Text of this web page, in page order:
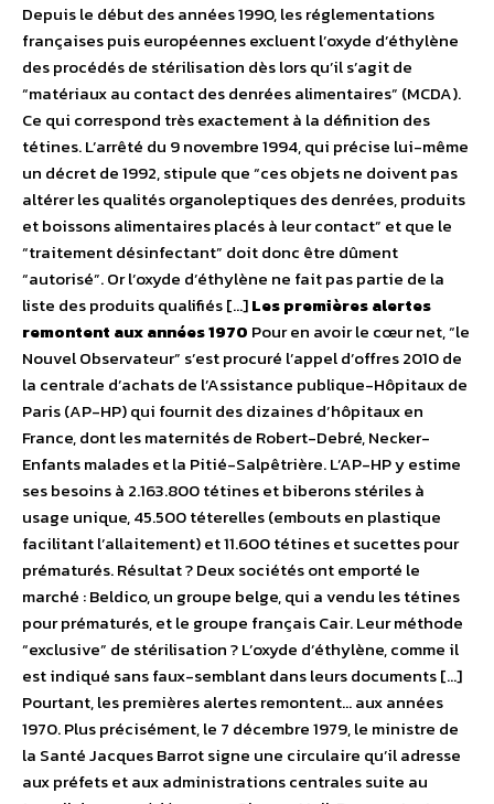
Depuis le début des années 1990, les réglementations
françaises puis européennes excluent l’oxyde d’éthylène
des procédés de stérilisation dès lors qu’il s’agit de
“matériaux au contact des denrées alimentaires” (MCDA).
Ce qui correspond très exactement à la définition des
tétines. L’arrêté du 9 novembre 1994, qui précise lui-même
un décret de 1992, stipule que “ces objets ne doivent pas
altérer les qualités organoleptiques des denrées, produits
et boissons alimentaires placés à leur contact” et que le
“traitement désinfectant” doit donc être dûment
“autorisé”. Or l’oxyde d’éthylène ne fait pas partie de la
liste des produits qualifiés […]Les premières alertes
remontent aux années 1970 Pour en avoir le cœur net, “le
Nouvel Observateur” s’est procuré l’appel d’offres 2010 de
la centrale d’achats de l’Assistance publique-Hôpitaux de
Paris (AP-HP) qui fournit des dizaines d’hôpitaux en
France, dont les maternités de Robert-Debré, Necker-
Enfants malades et la Pitié-Salpêtrière. L’AP-HP y estime
ses besoins à 2.163.800 tétines et biberons stériles à
usage unique, 45.500 téterelles (embouts en plastique
facilitant l’allaitement) et 11.600 tétines et sucettes pour
prématurés. Résultat ? Deux sociétés ont emporté le
marché : Beldico, un groupe belge, qui a vendu les tétines
pour prématurés, et le groupe français Cair. Leur méthode
“exclusive” de stérilisation ? L’oxyde d’éthylène, comme il
est indiqué sans faux-semblant dans leurs documents […]
Pourtant, les premières alertes remontent… aux années
1970. Plus précisément, le 7 décembre 1979, le ministre de
la Santé Jacques Barrot signe une circulaire qu’il adresse
aux préfets et aux administrations centrales suite au